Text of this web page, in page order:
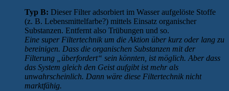
Typ B: Dieser Filter adsorbiert im Wasser aufgelöste Stoffe
(z. B. Lebensmittelfarbe?) mittels Einsatz organischer
Substanzen. Entfernt also Trübungen und so.
Eine super Filtertechnik um die Aktion über kurz oder lang zu
bereinigen. Dass die organischen Substanzen mit der
Filterung „überfordert“ sein könnten, ist möglich. Aber dass
das System gleich den Geist aufgibt ist mehr als
unwahrscheinlich. Dann wäre diese Filtertechnik nicht
marktfähig.